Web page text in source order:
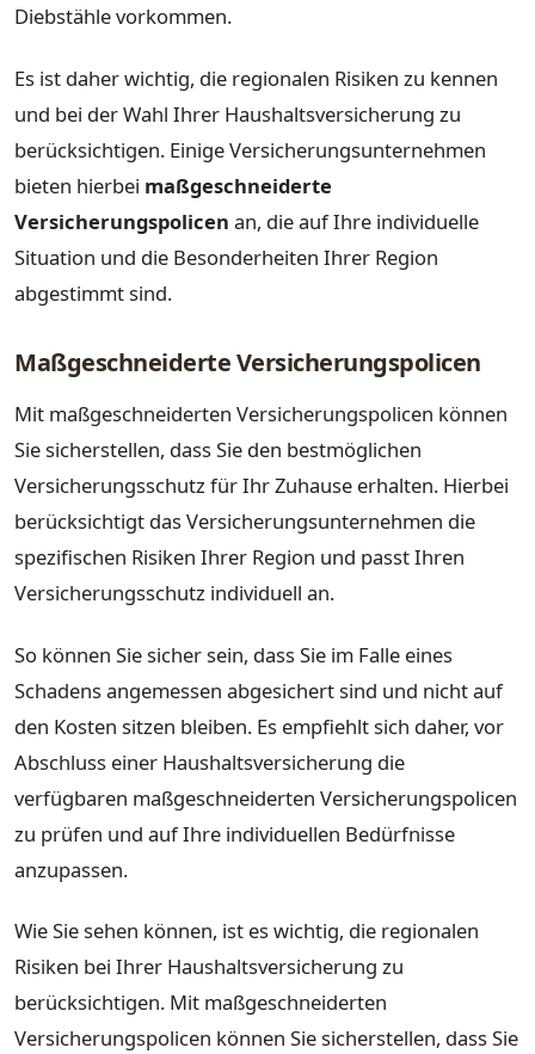
Diebstähle vorkommen.
Es ist daher wichtig, die regionalen Risiken zu kennen
und bei der Wahl Ihrer Haushaltsversicherung zu
berücksichtigen. Einige Versicherungsunternehmen
bieten hierbei maßgeschneiderte
Versicherungspolicen an, die auf Ihre individuelle
Situation und die Besonderheiten Ihrer Region
abgestimmt sind.
Maßgeschneiderte Versicherungspolicen
Mit maßgeschneiderten Versicherungspolicen können
Sie sicherstellen, dass Sie den bestmöglichen
Versicherungsschutz für Ihr Zuhause erhalten. Hierbei
berücksichtigt das Versicherungsunternehmen die
spezifischen Risiken Ihrer Region und passt Ihren
Versicherungsschutz individuell an.
So können Sie sicher sein, dass Sie im Falle eines
Schadens angemessen abgesichert sind und nicht auf
den Kosten sitzen bleiben. Es empfiehlt sich daher, vor
Abschluss einer Haushaltsversicherung die
verfügbaren maßgeschneiderten Versicherungspolicen
zu prüfen und auf Ihre individuellen Bedürfnisse
anzupassen.
Wie Sie sehen können, ist es wichtig, die regionalen
Risiken bei Ihrer Haushaltsversicherung zu
berücksichtigen. Mit maßgeschneiderten
Versicherungspolicen können Sie sicherstellen, dass Sie